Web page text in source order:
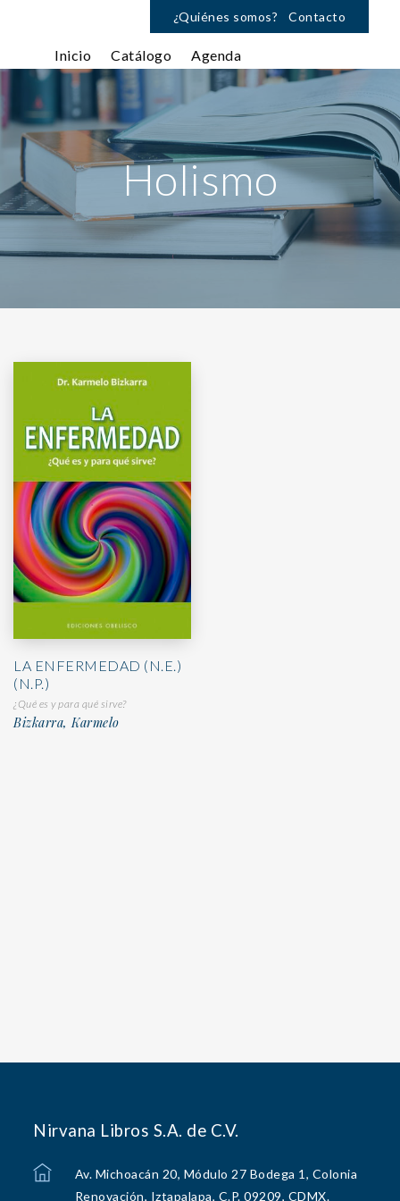
¿Quiénes somos? Contacto
Inicio Catálogo Agenda
Holismo
LA ENFERMEDAD (N.E.)
(N.P.)
¿Qué es y para qué sirve?
Bizkarra, Karmelo
Nirvana Libros S.A. de C.V.
Av. Michoacán 20, Módulo 27 Bodega 1, Colonia
Renovación, Iztapalapa, C.P. 09209, CDMX.